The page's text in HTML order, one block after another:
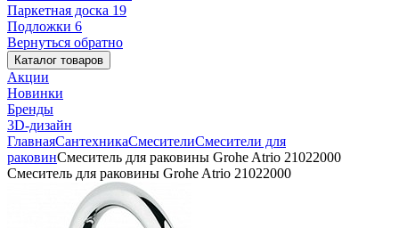
Паркетная доска 19
Подложки 6
Вернуться обратно
Каталог товаров
Акции
Новинки
Бренды
3D-дизайн
ГлавнаяСантехникаСмесителиСмесители для
раковинСмеситель для раковины Grohe Atrio 21022000
Смеситель для раковины Grohe Atrio 21022000